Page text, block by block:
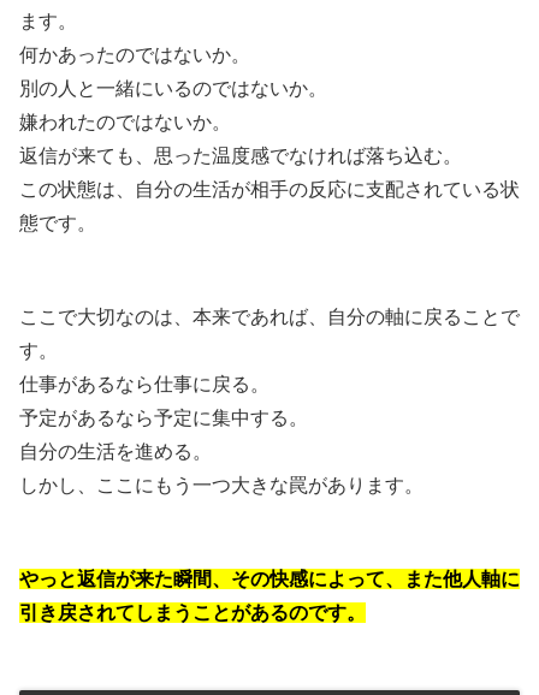
ます。
何かあったのではないか。
別の人と一緒にいるのではないか。
嫌われたのではないか。
返信が来ても、思った温度感でなければ落ち込む。
この状態は、自分の生活が相手の反応に支配されている状
態です。
ここで大切なのは、本来であれば、自分の軸に戻ることで
す。
仕事があるなら仕事に戻る。
予定があるなら予定に集中する。
自分の生活を進める。
しかし、ここにもう一つ大きな罠があります。
やっと返信が来た瞬間、その快感によって、また他人軸に
引き戻されてしまうことがあるのです。